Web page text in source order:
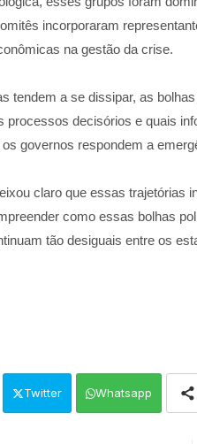
incorporaram
na gestão da crise.
tendem a se dissipar, as
processos decisórios e quais
governos respondem a
claro que essas
como essas bolhas
tão desiguais entre os
Twitter Whatsapp